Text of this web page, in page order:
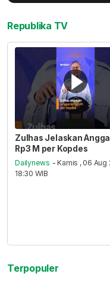
Republika TV
Zulhas Jelaskan
Rp3 M per Kopdes
Dailynews - Kamis , 06 Aug
18:30 WIB
Terpopuler